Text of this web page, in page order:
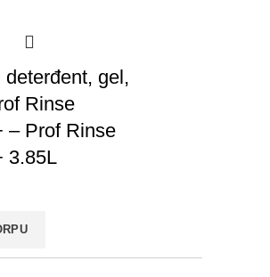
deterđent, gel,
Rinse
– Prof Rinse
3.85L